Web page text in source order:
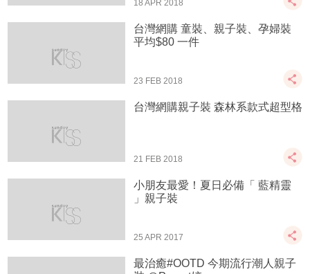
18 APR 2018
台灣網購 童裝、親子裝、孕婦裝
平均$80 一件
23 FEB 2018
台灣網購親子裝 森林系款式超型格
21 FEB 2018
小朋友最愛！夏日必備「 藍精靈
」親子裝
25 APR 2017
最治癒#OOTD 今期流行潮人親子